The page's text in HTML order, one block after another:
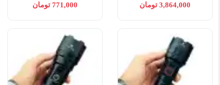
3,864,000 تومان 771,000 تومان